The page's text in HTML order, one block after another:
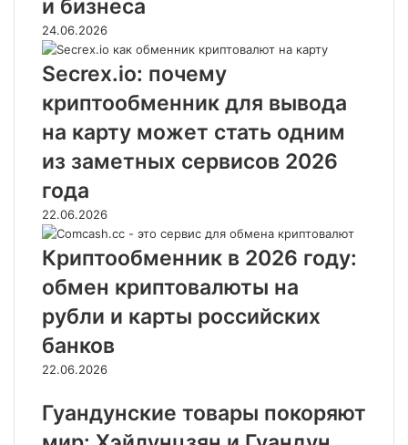
и бизнеса
24.06.2026
Secrex.io: почему
криптообменник для вывода
на карту может стать одним
из заметных сервисов 2026
года
22.06.2026
Криптообменник в 2026 году:
обмен криптовалюты на
рубли и карты российских
банков
22.06.2026
Гуандунские товары покоряют